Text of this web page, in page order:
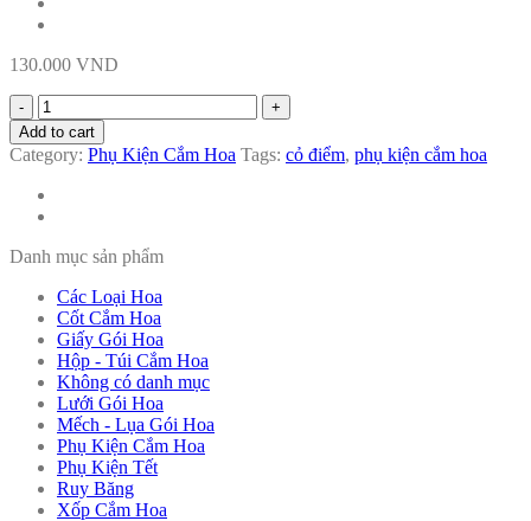
130.000 VND
Cỏ
điểm
quantity
Add to cart
Category: Phụ Kiện Cắm Hoa Tags: cỏ điểm, phụ kiện cắm hoa
Danh mục sản phẩm
Các Loại Hoa
Cốt Cắm Hoa
Giấy Gói Hoa
Hộp - Túi Cắm Hoa
Không có danh mục
Lưới Gói Hoa
Mếch - Lụa Gói Hoa
Phụ Kiện Cắm Hoa
Phụ Kiện Tết
Ruy Băng
Xốp Cắm Hoa